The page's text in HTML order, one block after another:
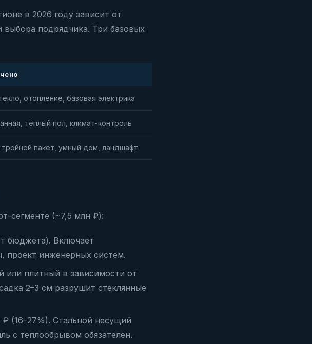
в 2026 году зависит от
подрядчика. Три базовых
отопление, базовая электрика
тёплый пол, климат-контроль
тройной пакет, умный дом, ландшафт
сегменте (~7,5 млн ₽):
бюджета). Включает
проект инженерных систем.
или плитный в зависимости от
2–3 см разрушит стеклянные
(16–27%). Стальной несущий
с теплообрывом обязателен.